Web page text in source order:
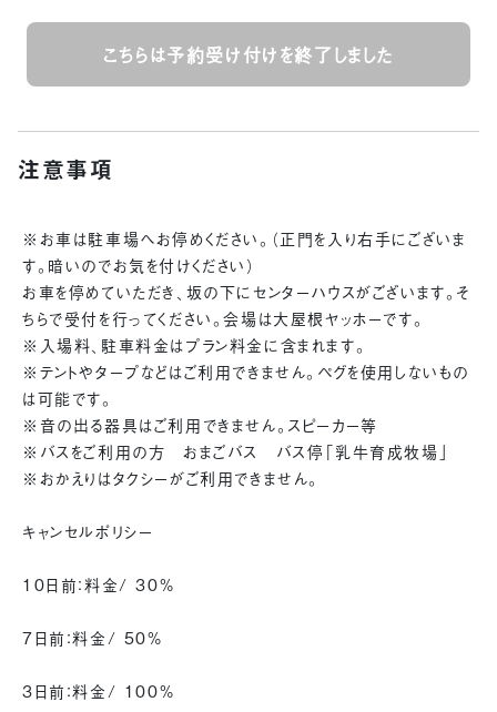
こちらは予約受け付けを終了しました
注意事項
※お車は駐車場へお停めください。（正門を入り右手にございま
す。暗いのでお気を付けください）
お車を停めていただき、坂の下にセンターハウスがございます。そ
ちらで受付を行ってください。会場は大屋根ヤッホーです。
※入場料、駐車料金はプラン料金に含まれます。
※テントやタープなどはご利用できません。ペグを使用しないもの
は可能です。
※音の出る器具はご利用できません。スピーカー等
※バスをご利用の方 おまごバス バス停「乳牛育成牧場」
※おかえりはタクシーがご利用できません。
キャンセルポリシー
10日前：料金/ 30%
7日前：料金/ 50%
3日前：料金/ 100%